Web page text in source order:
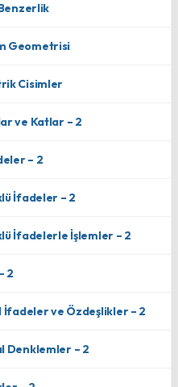
Geometrisi
Cisimler
ve Katlar – 2
– 2
İfadeler – 2
İfadelerle İşlemler – 2
2
İfadeler ve Özdeşlikler – 2
Denklemler – 2